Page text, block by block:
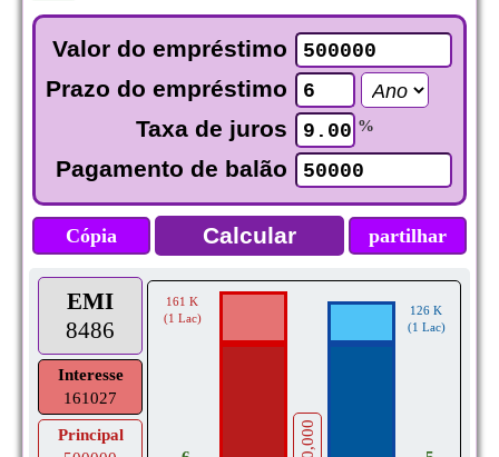
Valor do empréstimo
Prazo do empréstimo
Taxa de juros
%
Pagamento de balão
Cópia partilhar
EMI
8486
Interesse
161027
Principal
161 K
(1 Lac)
126 K
(1 Lac)